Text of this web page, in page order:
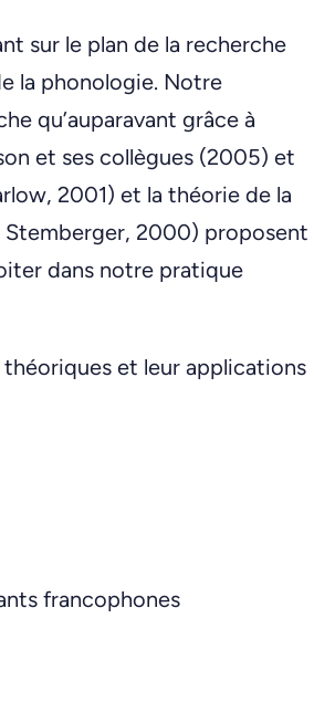
sur le plan de la recherche
la phonologie. Notre
qu’auparavant grâce à
et ses collègues (2005) et
2001) et la théorie de la
Stemberger, 2000) proposent
dans notre pratique
et leur applications
francophones